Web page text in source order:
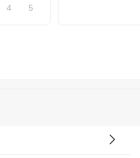
4 5